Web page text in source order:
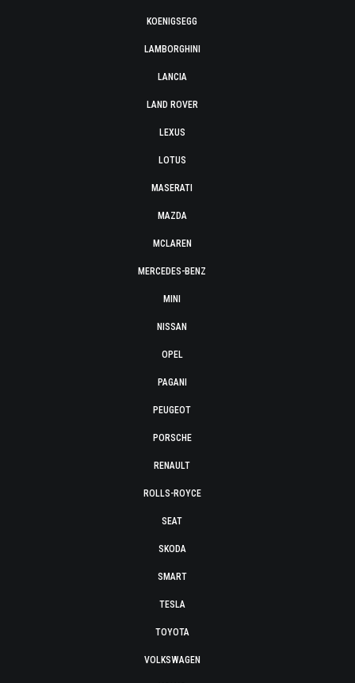
KOENIGSEGG
LAMBORGHINI
LANCIA
LAND ROVER
LEXUS
LOTUS
MASERATI
MAZDA
MCLAREN
MERCEDES-BENZ
MINI
NISSAN
OPEL
PAGANI
PEUGEOT
PORSCHE
RENAULT
ROLLS-ROYCE
SEAT
SKODA
SMART
TESLA
TOYOTA
VOLKSWAGEN